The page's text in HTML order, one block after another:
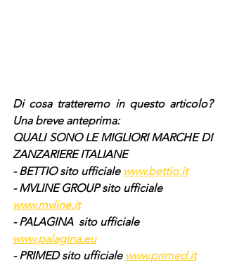
Di cosa tratteremo in questo articolo?
Una breve anteprima:
QUALI SONO LE MIGLIORI MARCHE DI
ZANZARIERE ITALIANE
- BETTIO sito ufficiale www.bettio.it
- MVLINE GROUP sito ufficiale
www.mvline.it
- PALAGINA  sito ufficiale
www.palagina.eu
- PRIMED sito ufficiale www.primed.it